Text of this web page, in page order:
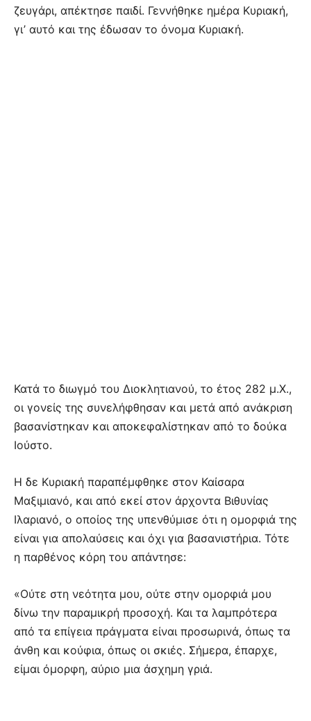
ζευγάρι, απέκτησε παιδί. Γεννήθηκε ημέρα Κυριακή,
γι’ αυτό και της έδωσαν το όνομα Κυριακή.
Κατά το διωγμό του Διοκλητιανού, το έτος 282 μ.Χ.,
οι γονείς της συνελήφθησαν και μετά από ανάκριση
βασανίστηκαν και αποκεφαλίστηκαν από το δούκα
Ιούστο.
Η δε Κυριακή παραπέμφθηκε στον Καίσαρα
Μαξιμιανό, και από εκεί στον άρχοντα Βιθυνίας
Ιλαριανό, ο οποίος της υπενθύμισε ότι η ομορφιά της
είναι για απολαύσεις και όχι για βασανιστήρια. Τότε
η παρθένος κόρη του απάντησε:
«Ούτε στη νεότητα μου, ούτε στην ομορφιά μου
δίνω την παραμικρή προσοχή. Και τα λαμπρότερα
από τα επίγεια πράγματα είναι προσωρινά, όπως τα
άνθη και κούφια, όπως οι σκιές. Σήμερα, έπαρχε,
είμαι όμορφη, αύριο μια άσχημη γριά.